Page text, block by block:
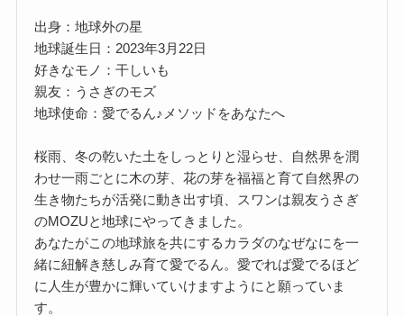
出身：地球外の星
地球誕生日：2023年3月22日
好きなモノ：干しいも
親友：うさぎのモズ
地球使命：愛でるん♪メソッドをあなたへ
桜雨、冬の乾いた土をしっとりと湿らせ、自然界を潤
わせ一雨ごとに木の芽、花の芽を福福と育て自然界の
生き物たちが活発に動き出す頃、スワンは親友うさぎ
のMOZUと地球にやってきました。
あなたがこの地球旅を共にするカラダのなぜなにを一
緒に紐解き慈しみ育て愛でるん。愛でれば愛でるほど
に人生が豊かに輝いていけますようにと願っていま
す。